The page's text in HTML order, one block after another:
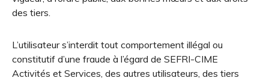
des tiers.
L’utilisateur s’interdit tout comportement illégal ou
constitutif d’une fraude à l’égard de SEFRI-CIME
Activités et Services, des autres utilisateurs, des tiers